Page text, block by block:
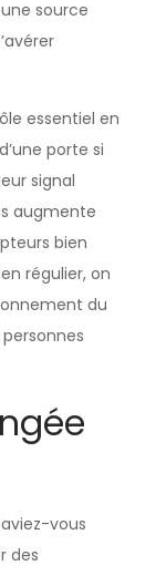
source
essentiel en
porte si
signal
augmente
bien
régulier, on
du
vous
des